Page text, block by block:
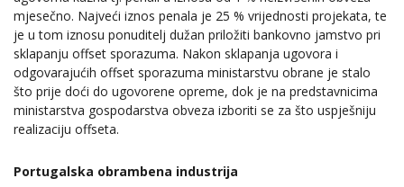
mjesečno. Najveći iznos penala je 25 % vrijednosti projekata, te
je u tom iznosu ponuditelj dužan priložiti bankovno jamstvo pri
sklapanju offset sporazuma. Nakon sklapanja ugovora i
odgovarajućih offset sporazuma ministarstvu obrane je stalo
što prije doći do ugovorene opreme, dok je na predstavnicima
ministarstva gospodarstva obveza izboriti se za što uspješniju
realizaciju offseta.
Portugalska obrambena industrija